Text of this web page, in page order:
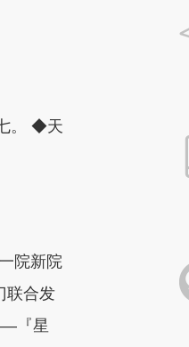
。 ◆天
院新院
合发
『星